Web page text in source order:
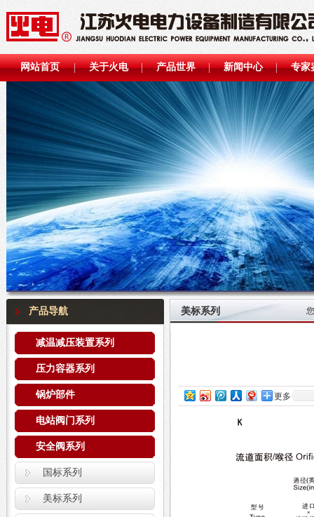
网站首页 关于火电 产品世界 新闻中心 专家
产品导航
减温减压装置系列
压力容器系列
锅炉部件
电站阀门系列
安全阀系列
国标系列
美标系列
美标系列
更多